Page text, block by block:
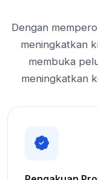
Dengan
meningkatkan
membuka
meningkatkan